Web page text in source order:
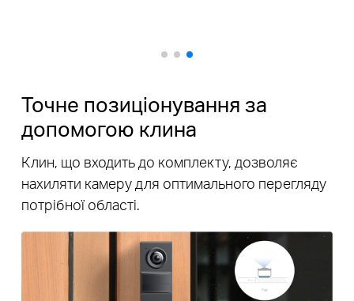
Точне позиціонування за
допомогою клина
Клин, що входить до комплекту, дозволяє
нахиляти камеру для оптимального перегляду
потрібної області.